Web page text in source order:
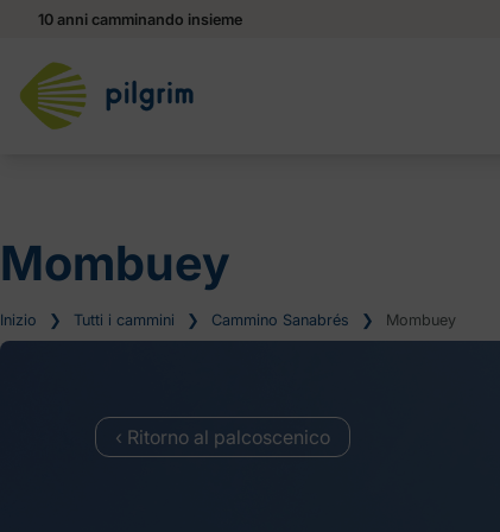
10 anni camminando insieme
Mombuey
Inizio ❯ Tutti i cammini ❯ Cammino Sanabrés ❯ Mombuey
‹ Ritorno al palcoscenico